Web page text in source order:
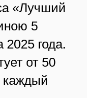
«Лучший
5
года.
от 50
каждый